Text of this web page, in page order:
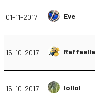
01-11-2017 Eve
15-10-2017 Raffaella
15-10-2017 lollol